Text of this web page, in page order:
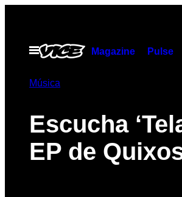
contenido
Abrir
Menú
Magazine Pulse
Música
Escucha
EP de